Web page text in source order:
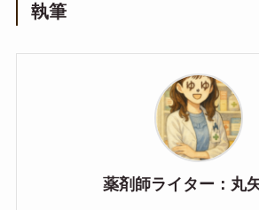
執筆
薬剤師ライター：丸